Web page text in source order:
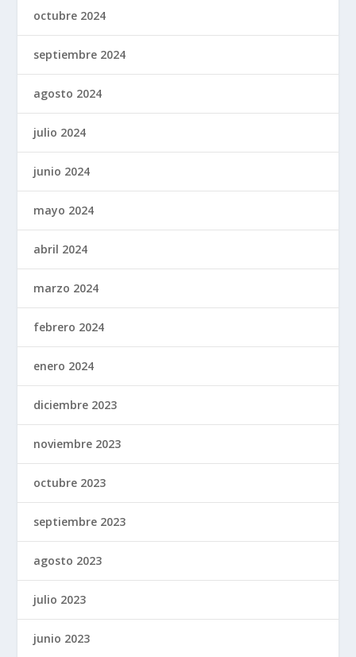
octubre 2024
septiembre 2024
agosto 2024
julio 2024
junio 2024
mayo 2024
abril 2024
marzo 2024
febrero 2024
enero 2024
diciembre 2023
noviembre 2023
octubre 2023
septiembre 2023
agosto 2023
julio 2023
junio 2023